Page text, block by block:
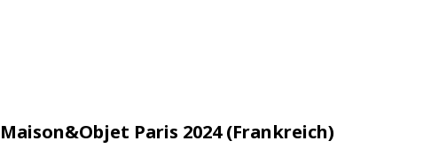
Maison&Objet Paris 2024 (Frankreich)